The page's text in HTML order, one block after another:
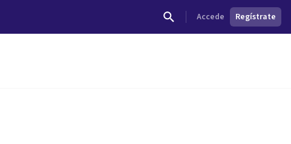
Accede Regístrate